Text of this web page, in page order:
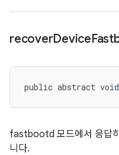
recoverDevice
public abstract void
fastbootd 모드에서 응답
니다.